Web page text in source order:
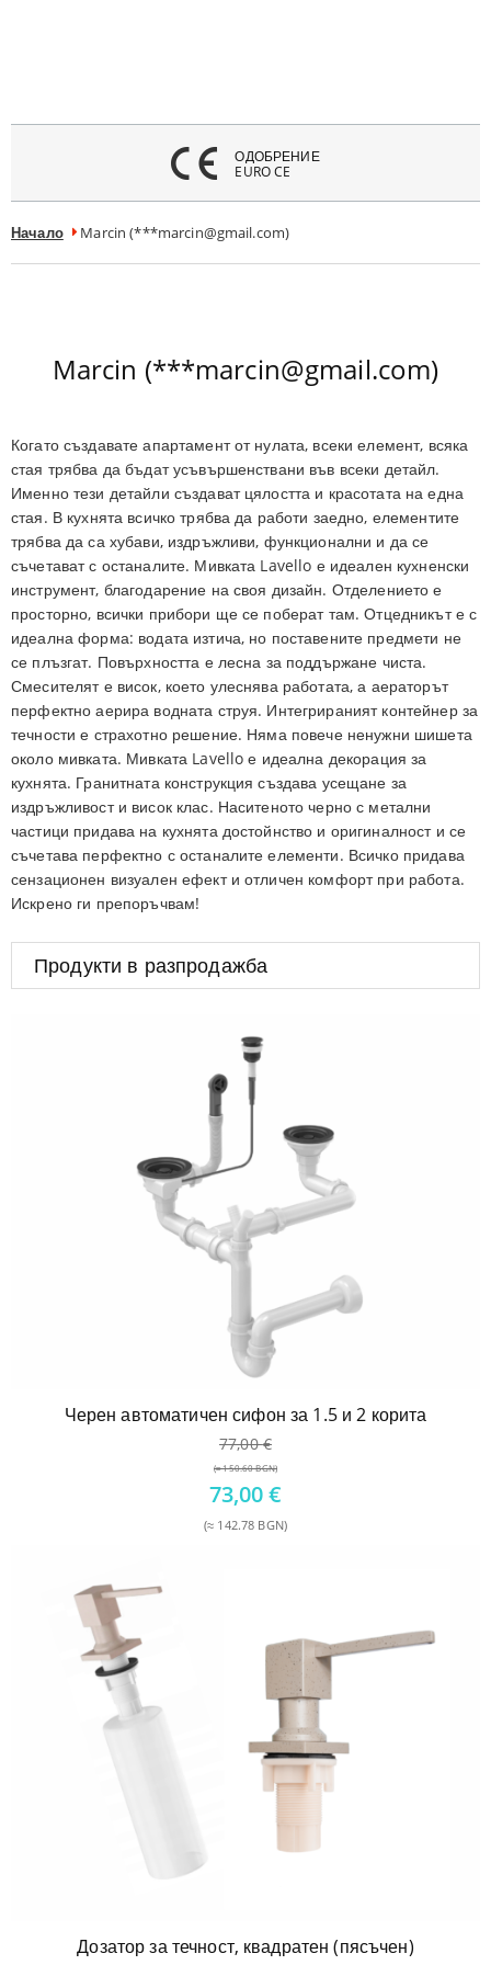
ОДОБРЕНИЕ
EURO CE
Начало Marcin (***marcin@gmail.com)
Marcin (***marcin@gmail.com)
Когато създавате апартамент от нулата, всеки елемент, всяка
стая трябва да бъдат усъвършенствани във всеки детайл.
Именно тези детайли създават цялостта и красотата на една
стая. В кухнята всичко трябва да работи заедно, елементите
трябва да са хубави, издръжливи, функционални и да се
съчетават с останалите. Мивката Lavello е идеален кухненски
инструмент, благодарение на своя дизайн. Отделението е
просторно, всички прибори ще се поберат там. Отцедникът е с
идеална форма: водата изтича, но поставените предмети не
се плъзгат. Повърхността е лесна за поддържане чиста.
Смесителят е висок, което улеснява работата, а аераторът
перфектно аерира водната струя. Интегрираният контейнер за
течности е страхотно решение. Няма повече ненужни шишета
около мивката. Мивката Lavello е идеална декорация за
кухнята. Гранитната конструкция създава усещане за
издръжливост и висок клас. Наситеното черно с метални
частици придава на кухнята достойнство и оригиналност и се
съчетава перфектно с останалите елементи. Всичко придава
сензационен визуален ефект и отличен комфорт при работа.
Искрено ги препоръчвам!
Продукти в разпродажба
Черен автоматичен сифон за 1.5 и 2 корита
77,00€
(≈ 150.60 BGN)
Original
price
was:
73,00€
(≈ 142.78 BGN)
Дозатор за течност, квадратен (пясъчен)